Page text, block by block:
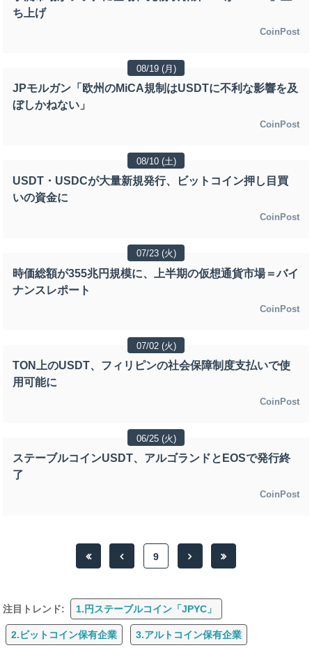
ち上げ
CoinPost
08/19 (月)
JPモルガン「欧州のMiCA規制はUSDTに不利な影響を及
ぼしかねない」
CoinPost
08/10 (土)
USDT・USDCが大量新規発行、ビットコイン押し目買
いの資金に
CoinPost
07/23 (火)
時価総額が355兆円規模に、上半期の仮想通貨市場＝バイ
ナンスレポート
CoinPost
07/02 (火)
TON上のUSDT、フィリピンの社会保障制度支払いで使
用可能に
CoinPost
06/25 (火)
ステーブルコインUSDT、アルゴランドとEOSで発行終
了
CoinPost
9
注目トレンド: 1.円ステーブルコイン「JPYC」
2.ビットコイン保有企業 3.アルトコイン保有企業